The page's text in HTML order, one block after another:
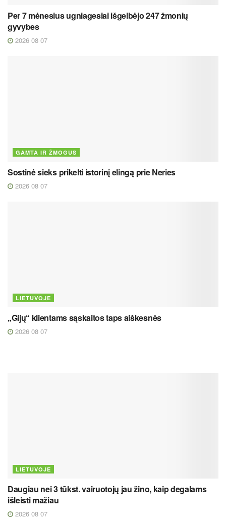
Per 7 mėnesius ugniagesiai išgelbėjo 247 žmonių
gyvybes
2026 08 07
GAMTA IR ŽMOGUS
Sostinė sieks prikelti istorinį elingą prie Neries
2026 08 07
LIETUVOJE
„Gijų“ klientams sąskaitos taps aiškesnės
2026 08 07
LIETUVOJE
Daugiau nei 3 tūkst. vairuotojų jau žino, kaip degalams
išleisti mažiau
2026 08 07